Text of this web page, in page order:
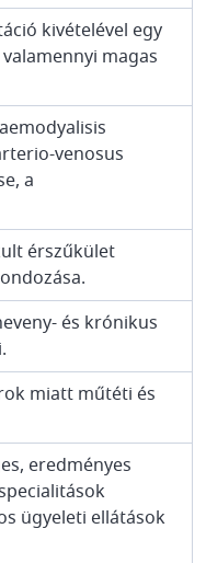
kivételével egy
magas
venosus
a
érszűkület
és krónikus
miatt műtéti és
eredményes
ügyeleti ellátások